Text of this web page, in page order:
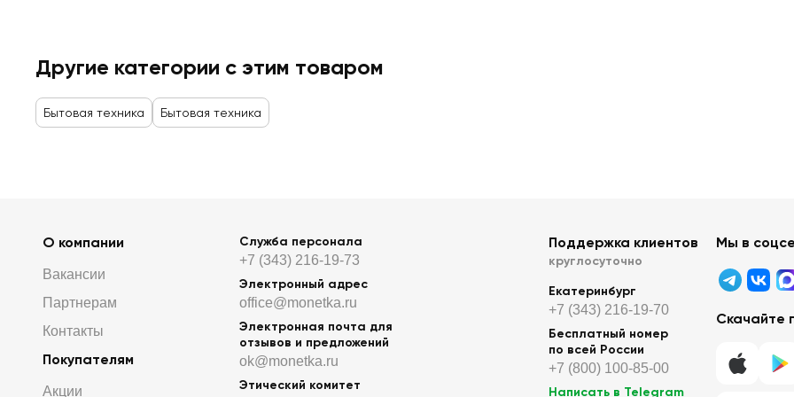
Другие категории с этим товаром
Бытовая техника Бытовая техника
О компании
Вакансии
Партнерам
Контакты
Покупателям
Акции
Служба персонала
+7 (343) 216-19-73
Электронный адрес
office@monetka.ru
Электронная почта для
отзывов и предложений
ok@monetka.ru
Этический комитет
Поддержка клиентов
круглосуточно
Екатеринбург
+7 (343) 216-19-70
Бесплатный номер
по всей России
+7 (800) 100-85-00
Написать в Telegram
Мы в
Скачайте